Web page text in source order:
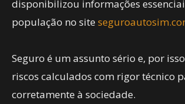
disponibilizou informações
população no site
Seguro é um assunto sério e, por
riscos calculados com rigor técnico
corretamente à sociedade.